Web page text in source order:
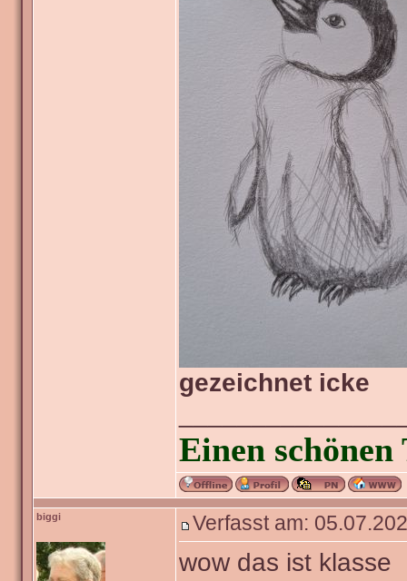
gezeichnet icke
Einen
biggi Verfasst am:
wow das ist klasse